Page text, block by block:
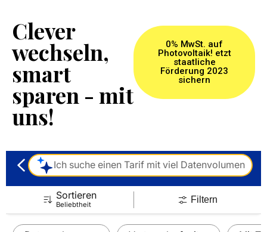
Clever
wechseln,
smart
sparen - mit
uns!
0% MwSt. auf
Photovoltaik! etzt
staatliche
Förderung 2023
sichern